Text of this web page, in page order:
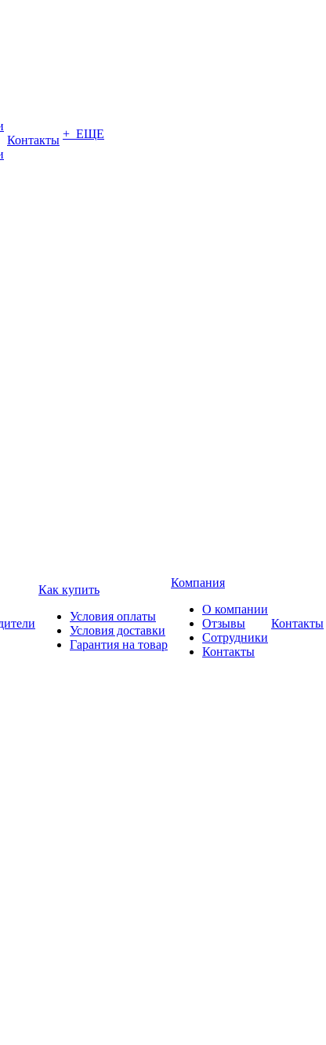
Контакты + ЕЩЕ
Как купить
Условия оплаты
Условия доставки
Гарантия на товар
Компания
О компании
Отзывы
Сотрудники
Контакты
Контакты